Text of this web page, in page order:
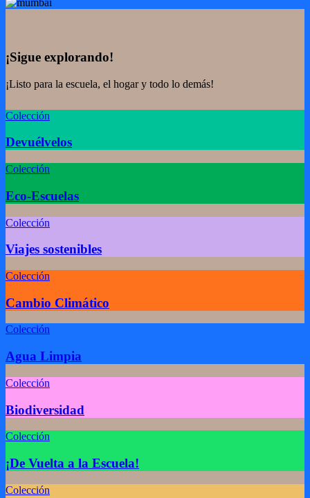
¡Sigue explorando!
¡Listo para la escuela, el hogar y todo lo demás!
Colección
Devuélvelos
Colección
Eco-Escuelas
Colección
Viajes sostenibles
Colección
Cambio Climático
Colección
Agua Limpia
Colección
Biodiversidad
Colección
¡De Vuelta a la Escuela!
Colección